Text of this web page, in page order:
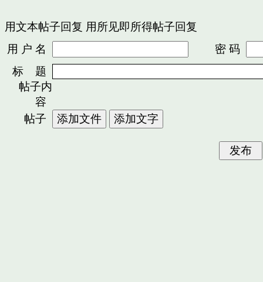
用文本帖子回复 用所见即所得帖子回复
用 户 名
密 码
标 题
帖子内
容
帖子